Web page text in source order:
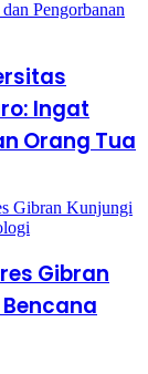
Ingat
Orang Tua
Gibran